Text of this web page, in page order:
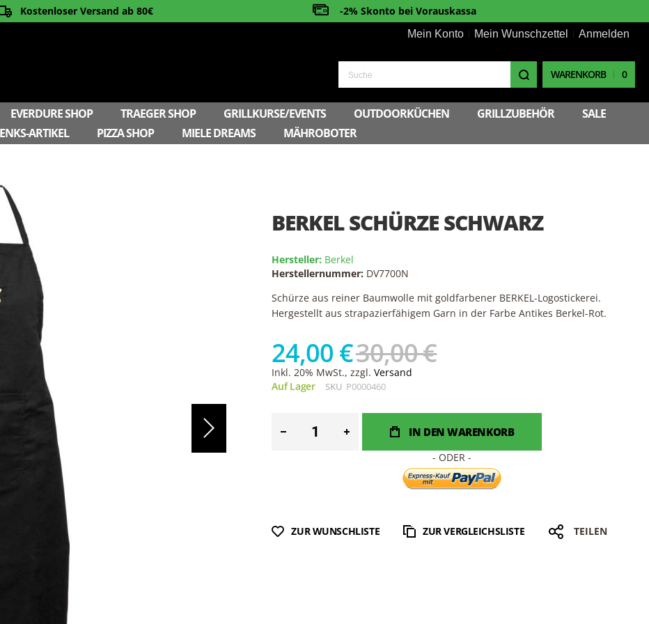
Kostenloser Versand ab 80€ -2% Skonto bei Vorauskassa
Mein Konto Mein Wunschzettel Anmelden
WARENKORB 0
EVERDURE SHOP TRAEGER SHOP GRILLKURSE/EVENTS OUTDOORKÜCHEN GRILLZUBEHÖR
SALE
ARTIKEL PIZZA SHOP MIELE DREAMS MÄHROBOTER
BERKEL SCHÜRZE SCHWARZ
Hersteller: Berkel
Herstellernummer: DV7700N
Schürze aus reiner Baumwolle mit goldfarbener BERKEL-Logostickerei.
Hergestellt aus strapazierfähigem Garn in der Farbe Antikes Berkel-Rot.
24,00 €30,00 €
Inkl. 20% MwSt., zzgl.Versand
Auf Lager
SKU P0000460
IN DEN WARENKORB
ZUR WUNSCHLISTE ZUR VERGLEICHSLISTE TEILEN